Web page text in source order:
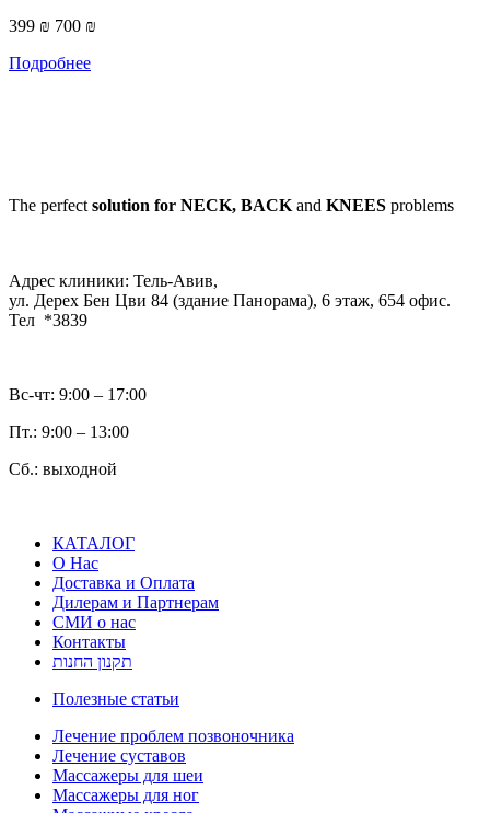
399 ₪ 700 ₪
Подробнее
The perfect solution for NECK, BACK and KNEES problems
Адрес клиники: Тель-Авив,
ул. Дерех Бен Цви 84 (здание Панорама), 6 этаж, 654 офис.
Тел *3839
Вс-чт: 9:00 – 17:00
Пт.: 9:00 – 13:00
Сб.: выходной
КАТАЛОГ
О Нас
Доставка и Оплата
Дилерам и Партнерам
СМИ о нас
Контакты
תקנון החנות
Полезные статьи
Лечение проблем позвоночника
Лечение суставов
Массажеры для шеи
Массажеры для ног